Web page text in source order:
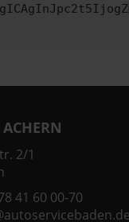
2/1
41 60 00-70